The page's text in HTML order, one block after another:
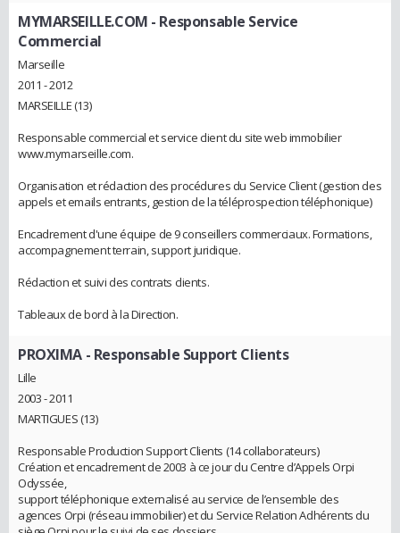
MYMARSEILLE.COM - Responsable Service
Commercial
Marseille
2011 - 2012
MARSEILLE (13)
Responsable commercial et service client du site web immobilier
www.mymarseille.com.
Organisation et rédaction des procédures du Service Client (gestion des
appels et emails entrants, gestion de la téléprospection téléphonique)
Encadrement d'une équipe de 9 conseillers commerciaux. Formations,
accompagnement terrain, support juridique.
Rédaction et suivi des contrats clients.
Tableaux de bord à la Direction.
PROXIMA - Responsable Support Clients
Lille
2003 - 2011
MARTIGUES (13)
Responsable Production Support Clients (14 collaborateurs)
Création et encadrement de 2003 à ce jour du Centre d’Appels Orpi
Odyssée,
support téléphonique externalisé au service de l’ensemble des
agences Orpi (réseau immobilier) et du Service Relation Adhérents du